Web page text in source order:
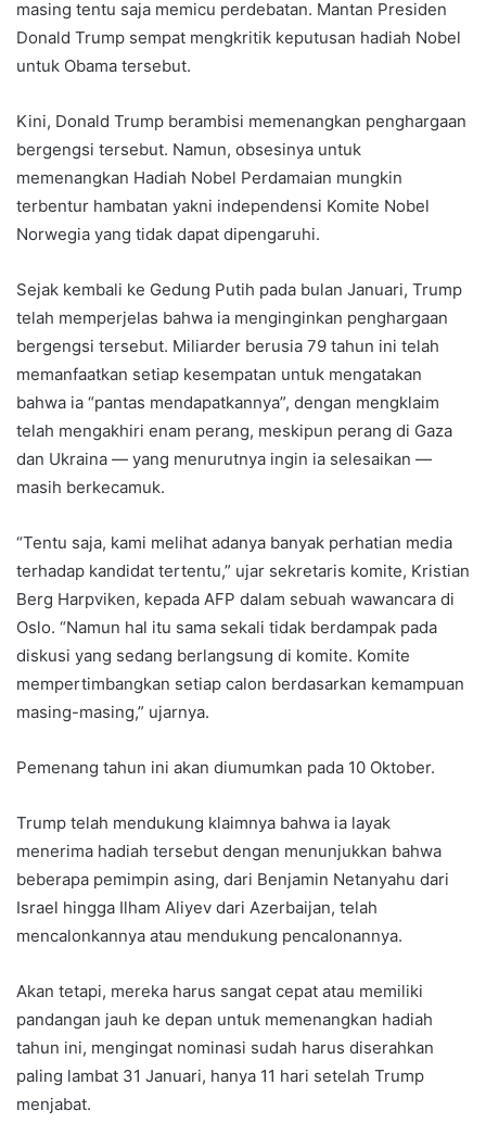
masing tentu saja memicu perdebatan. Mantan Presiden
Donald Trump sempat mengkritik keputusan hadiah Nobel
untuk Obama tersebut.
Kini, Donald Trump berambisi memenangkan penghargaan
bergengsi tersebut. Namun, obsesinya untuk
memenangkan Hadiah Nobel Perdamaian mungkin
terbentur hambatan yakni independensi Komite Nobel
Norwegia yang tidak dapat dipengaruhi.
Sejak kembali ke Gedung Putih pada bulan Januari, Trump
telah memperjelas bahwa ia menginginkan penghargaan
bergengsi tersebut. Miliarder berusia 79 tahun ini telah
memanfaatkan setiap kesempatan untuk mengatakan
bahwa ia “pantas mendapatkannya”, dengan mengklaim
telah mengakhiri enam perang, meskipun perang di Gaza
dan Ukraina — yang menurutnya ingin ia selesaikan —
masih berkecamuk.
“Tentu saja, kami melihat adanya banyak perhatian media
terhadap kandidat tertentu,” ujar sekretaris komite, Kristian
Berg Harpviken, kepada AFP dalam sebuah wawancara di
Oslo. “Namun hal itu sama sekali tidak berdampak pada
diskusi yang sedang berlangsung di komite. Komite
mempertimbangkan setiap calon berdasarkan kemampuan
masing-masing,” ujarnya.
Pemenang tahun ini akan diumumkan pada 10 Oktober.
Trump telah mendukung klaimnya bahwa ia layak
menerima hadiah tersebut dengan menunjukkan bahwa
beberapa pemimpin asing, dari Benjamin Netanyahu dari
Israel hingga Ilham Aliyev dari Azerbaijan, telah
mencalonkannya atau mendukung pencalonannya.
Akan tetapi, mereka harus sangat cepat atau memiliki
pandangan jauh ke depan untuk memenangkan hadiah
tahun ini, mengingat nominasi sudah harus diserahkan
paling lambat 31 Januari, hanya 11 hari setelah Trump
menjabat.